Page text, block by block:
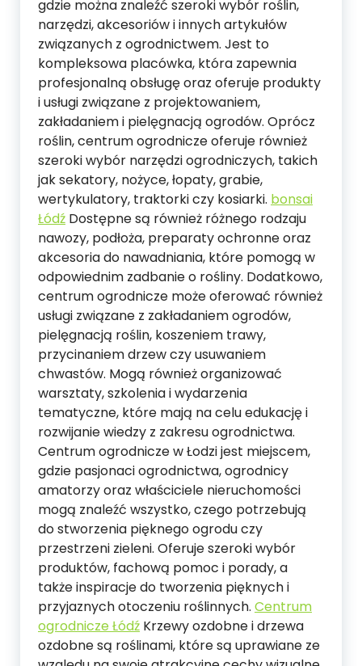
gdzie można znaleźć szeroki wybór roślin,
narzędzi, akcesoriów i innych artykułów
związanych z ogrodnictwem. Jest to
kompleksowa placówka, która zapewnia
profesjonalną obsługę oraz oferuje produkty
i usługi związane z projektowaniem,
zakładaniem i pielęgnacją ogrodów. Oprócz
roślin, centrum ogrodnicze oferuje również
szeroki wybór narzędzi ogrodniczych, takich
jak sekatory, nożyce, łopaty, grabie,
wertykulatory, traktorki czy kosiarki. bonsai
Łódź Dostępne są również różnego rodzaju
nawozy, podłoża, preparaty ochronne oraz
akcesoria do nawadniania, które pomogą w
odpowiednim zadbanie o rośliny. Dodatkowo,
centrum ogrodnicze może oferować również
usługi związane z zakładaniem ogrodów,
pielęgnacją roślin, koszeniem trawy,
przycinaniem drzew czy usuwaniem
chwastów. Mogą również organizować
warsztaty, szkolenia i wydarzenia
tematyczne, które mają na celu edukację i
rozwijanie wiedzy z zakresu ogrodnictwa.
Centrum ogrodnicze w Łodzi jest miejscem,
gdzie pasjonaci ogrodnictwa, ogrodnicy
amatorzy oraz właściciele nieruchomości
mogą znaleźć wszystko, czego potrzebują
do stworzenia pięknego ogrodu czy
przestrzeni zieleni. Oferuje szeroki wybór
produktów, fachową pomoc i porady, a
także inspiracje do tworzenia pięknych i
przyjaznych otoczeniu roślinnych. Centrum
ogrodnicze Łódź Krzewy ozdobne i drzewa
ozdobne są roślinami, które są uprawiane ze